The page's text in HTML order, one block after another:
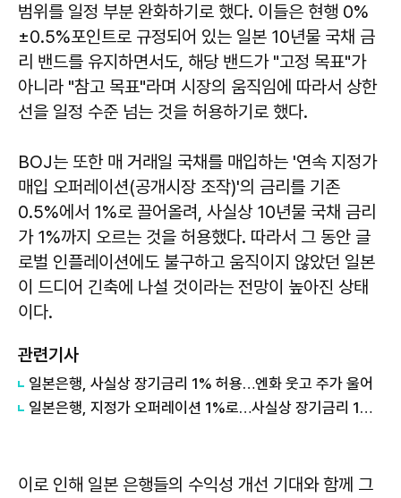
범위를 일정 부분 완화하기로 했다. 이들은 현행 0%
±0.5%포인트로 규정되어 있는 일본 10년물 국채 금
리 밴드를 유지하면서도, 해당 밴드가 "고정 목표"가
아니라 "참고 목표"라며 시장의 움직임에 따라서 상한
선을 일정 수준 넘는 것을 허용하기로 했다.
BOJ는 또한 매 거래일 국채를 매입하는 '연속 지정가
매입 오퍼레이션(공개시장 조작)'의 금리를 기존
0.5%에서 1%로 끌어올려, 사실상 10년물 국채 금리
가 1%까지 오르는 것을 허용했다. 따라서 그 동안 글
로벌 인플레이션에도 불구하고 움직이지 않았던 일본
이 드디어 긴축에 나설 것이라는 전망이 높아진 상태
이다.
관련기사
일본은행, 사실상 장기금리 1% 허용…엔화 웃고 주가 울어
일본은행, 지정가 오퍼레이션 1%로…사실상 장기금리 1% 이내 허용
이로 인해 일본 은행들의 수익성 개선 기대와 함께 그